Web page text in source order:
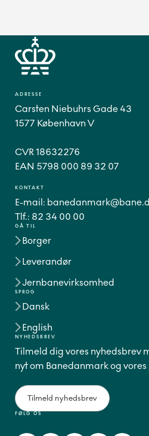
GÅ TIL
Borger
Leverandør
Jernbanevirksomhed
SPROG
Dansk
English
FØLG OS
ADRESSE
Carsten Niebuhrs Gade 43
1577 København V
CVR 18632276
EAN 5798 000 89 32 07
KONTAKT
E-mail:
Tlf.: 82 34 00 00
NYHEDSBREV
Tilmeld dig vores nyhedsbrev
nyt om Banedanmark og vores
Tilmeld nyhedsbrev